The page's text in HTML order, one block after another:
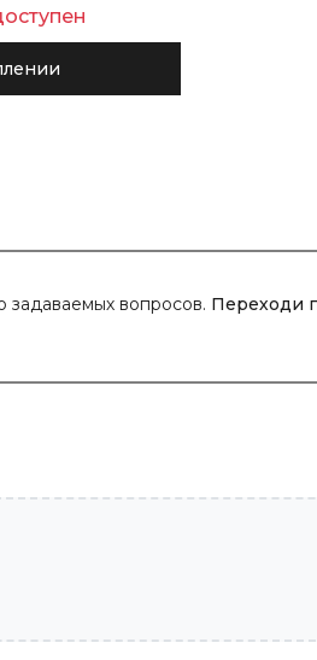
задаваемых вопросов. Переходи